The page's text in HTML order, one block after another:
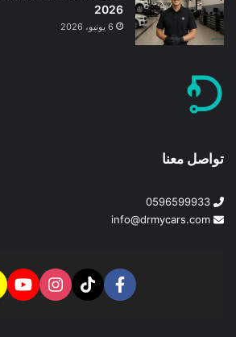
2026
6 يونيو، 2026
تواصل معنا
0596599933
info@drmycars.com